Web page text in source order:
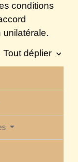
conditions
unilatérale.
Tout déplier keyboard_arrow_down